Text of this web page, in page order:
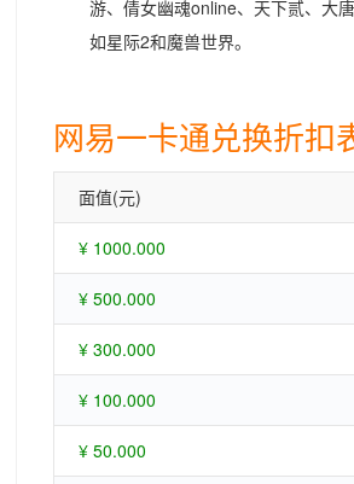
游、倩女幽魂online、天下贰、大
如星际2和魔兽世界。
网易一卡通兑换折扣
面值(元)
¥ 1000.000
¥ 500.000
¥ 300.000
¥ 100.000
¥ 50.000